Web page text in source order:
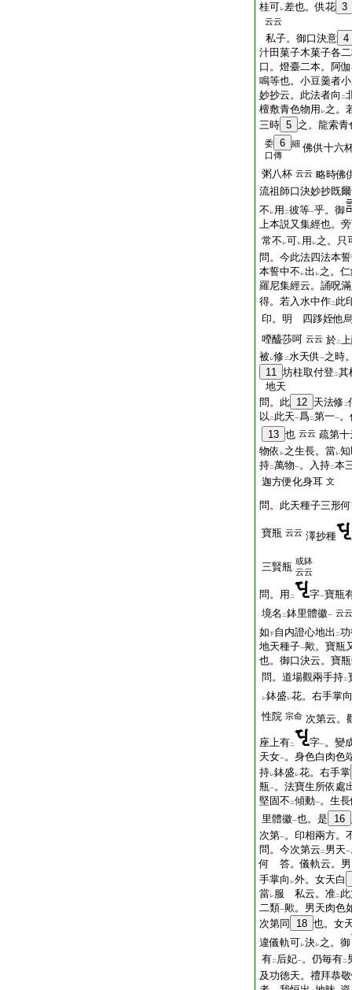
桂可レ差也。供花 3
云云
私子。御口決意 4
汁田菓子木菓子各
口。燈臺二本。阿
鳴等也。小豆羹者
妙抄云。此法者向 二
檀敷青色物用 レ之。
三時 5 之。龍索
委 6
細
口傳
佛供十六
粥八杯 云云 略時佛
流祖師口決妙抄既
不 レ用 二彼等一乎。御
上本説又集經也。
常不 レ可レ用 レ之。只
問。今此法四法本
本誓中不 レ出 レ之。
羅尼集經云。誦呪
得。若入水中作二 此
印。明 四跢姪他
㖶醯莎呵 云云 於二
被 レ修 二水天供一之時
11 坊柱取付登二其
地天
問。此 12 天法修 二
以 二 此天一爲二第一一。
13 也 云云 疏第十
物依 レ之生長。當レ
持二萬物一。入持二本
迦方便化身耳 文
問。此天種子三形
寶瓶 云云 澤抄種
三賢瓶 或鉢
云云
問。用 二 字一寶瓶
境名 二鉢里體徽一 云云
如下自内證心地出 二
地天種子一歟。寶瓶
也。御口決云。寶
問。道場觀兩手持二
レ鉢盛 レ花。右手掌向
性院 宗命 次第云。
座上有二 字一。變
天女一。身色白肉色
持レ鉢盛 レ花。右手掌
瓶一。法寶生所依處
堅固不 二傾動一。生
里體徽一也。是 16
次第一。印相兩方。
問。今次第云 二 男天一
何 答。儀軌云。男
手掌向 レ外。女天白
當レ服 私云。准二
二類一歟。男天肉色
次第同
18 也。女
違儀軌可レ決レ之。御
有二 后妃一。仍毎有二
及功徳天。禮拜恭